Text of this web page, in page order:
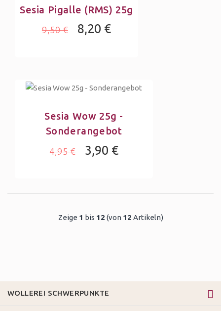
Sesia Pigalle (RMS) 25g
9,50 € 8,20 €
Sesia Wow 25g -
Sonderangebot
4,95 € 3,90 €
Zeige 1 bis 12 (von 12 Artikeln)
WOLLEREI SCHWERPUNKTE